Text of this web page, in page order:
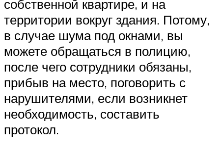
собственной квартире, и на
территории вокруг здания. Потому,
в случае шума под окнами, вы
можете обращаться в полицию,
после чего сотрудники обязаны,
прибыв на место, поговорить с
нарушителями, если возникнет
необходимость, составить
протокол.